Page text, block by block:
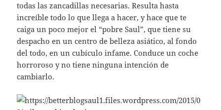
todas las zancadillas necesarias. Resulta hasta
increíble todo lo que llega a hacer, y hace que te
caiga un poco mejor el “pobre Saul”, que tiene su
despacho en un centro de belleza asiático, al fondo
del todo, en un cubículo infame. Conduce un coche
horroroso y no tiene ninguna intención de
cambiarlo.